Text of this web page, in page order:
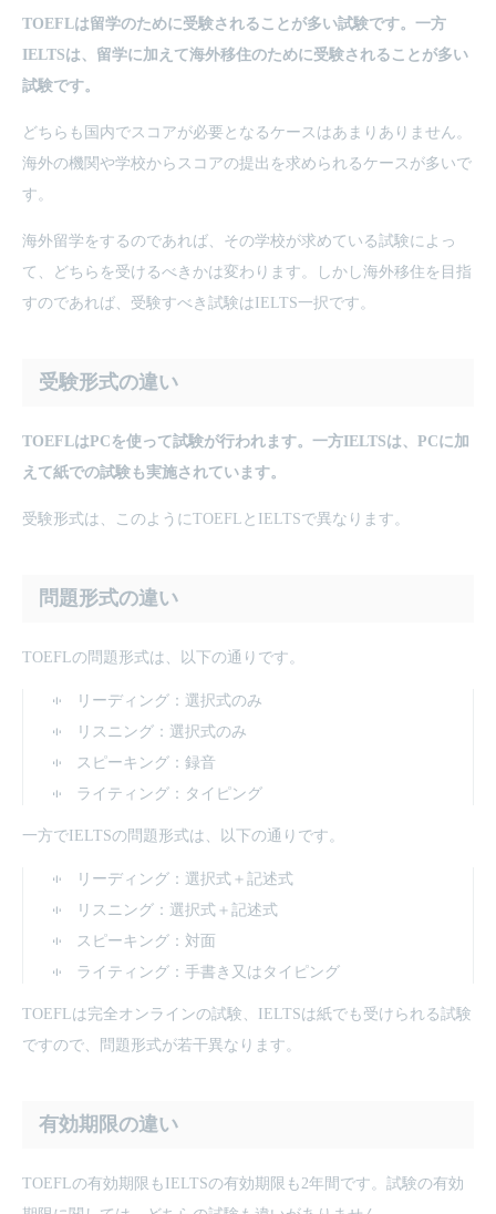
TOEFLは留学のために受験されることが多い試験です。一方
IELTSは、留学に加えて海外移住のために受験されることが多い
試験です。
どちらも国内でスコアが必要となるケースはあまりありません。
海外の機関や学校からスコアの提出を求められるケースが多いで
す。
海外留学をするのであれば、その学校が求めている試験によっ
て、どちらを受けるべきかは変わります。しかし海外移住を目指
すのであれば、受験すべき試験はIELTS一択です。
受験形式の違い
TOEFLはPCを使って試験が行われます。一方IELTSは、PCに加
えて紙での試験も実施されています。
受験形式は、このようにTOEFLとIELTSで異なります。
問題形式の違い
TOEFLの問題形式は、以下の通りです。
リーディング：選択式のみ
リスニング：選択式のみ
スピーキング：録音
ライティング：タイピング
一方でIELTSの問題形式は、以下の通りです。
リーディング：選択式＋記述式
リスニング：選択式＋記述式
スピーキング：対面
ライティング：手書き又はタイピング
TOEFLは完全オンラインの試験、IELTSは紙でも受けられる試験
ですので、問題形式が若干異なります。
有効期限の違い
TOEFLの有効期限もIELTSの有効期限も2年間です。試験の有効